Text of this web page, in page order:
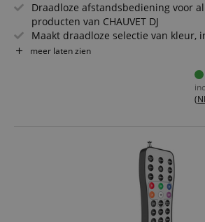
Draadloze afstandsbediening voor
producten van CHAUVET DJ
Maakt draadloze selectie van kleur,
stroboscoopsnelheid en meer
Biedt directe toegang tot
Handmatige instelling van
om zonder DMX-controller de
meer laten zien